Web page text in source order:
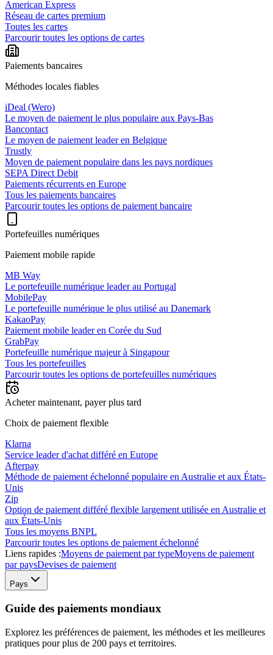
American Express
Réseau de cartes premium
Toutes les cartes
Parcourir toutes les options de cartes
Paiements bancaires
Méthodes locales fiables
iDeal (Wero)
Le moyen de paiement le plus populaire aux Pays-Bas
Bancontact
Le moyen de paiement leader en Belgique
Trustly
Moyen de paiement populaire dans les pays nordiques
SEPA Direct Debit
Paiements récurrents en Europe
Tous les paiements bancaires
Parcourir toutes les options de paiement bancaire
Portefeuilles numériques
Paiement mobile rapide
MB Way
Le portefeuille numérique leader au Portugal
MobilePay
Le portefeuille numérique le plus utilisé au Danemark
KakaoPay
Paiement mobile leader en Corée du Sud
GrabPay
Portefeuille numérique majeur à Singapour
Tous les portefeuilles
Parcourir toutes les options de portefeuilles numériques
Acheter maintenant, payer plus tard
Choix de paiement flexible
Klarna
Service leader d'achat différé en Europe
Afterpay
Méthode de paiement échelonné populaire en Australie et aux États-
Unis
Zip
Option de paiement différé flexible largement utilisée en Australie et
aux États-Unis
Tous les moyens BNPL
Parcourir toutes les options de paiement échelonné
Liens rapides :Moyens de paiement par typeMoyens de paiement
par paysDevises de paiement
Pays
Guide des paiements mondiaux
Explorez les préférences de paiement, les méthodes et les meilleures
pratiques pour plus de 200 pays et territoires.